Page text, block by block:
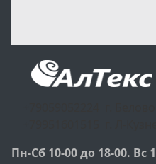
Пн-Сб 10-00 до 18-00. Вс